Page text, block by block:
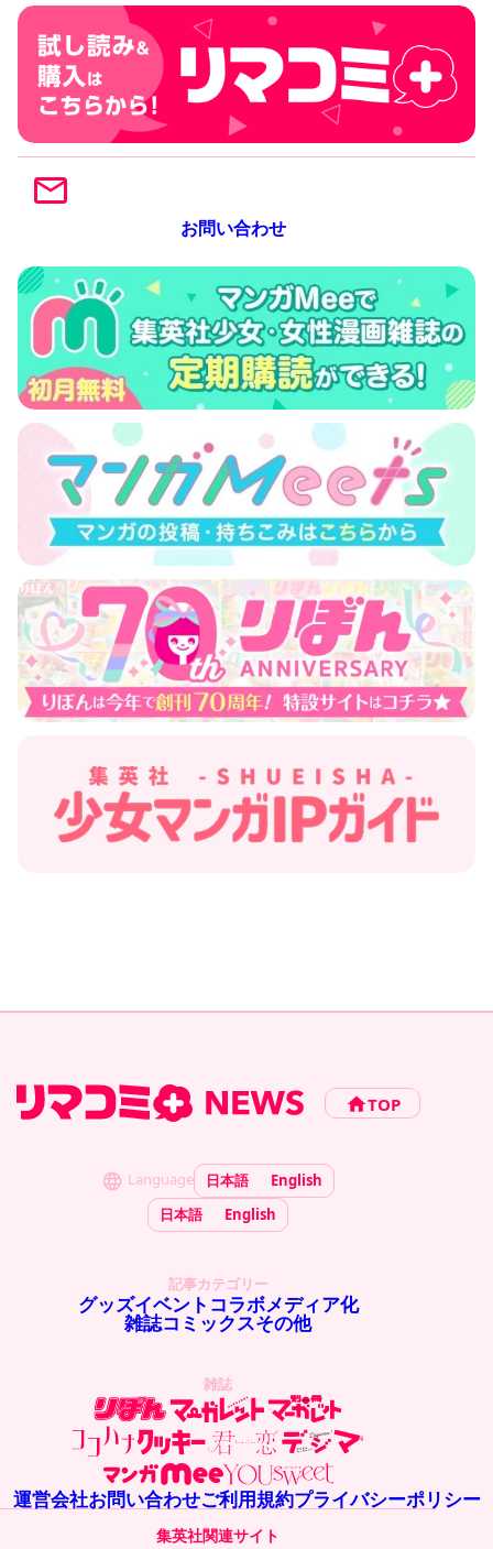
お問い合わせ
TOP
Language 日本語
English
日本語
English
記事カテゴリー
グッズイベント コラボメディア化
雑誌コミックスその他
雑誌
運営会社お問い合わせご利用規約プライバシーポリシー
集英社関連サイト